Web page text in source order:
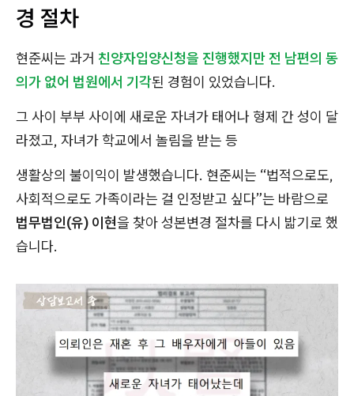
경 절차
현준씨는 과거 친양자입양신청을 진행했지만 전 남편의 동
의가 없어 법원에서 기각된 경험이 있었습니다.
그 사이 부부 사이에 새로운 자녀가 태어나 형제 간 성이 달
라졌고, 자녀가 학교에서 놀림을 받는 등
생활상의 불이익이 발생했습니다. 현준씨는 “법적으로도,
사회적으로도 가족이라는 걸 인정받고 싶다”는 바람으로
법무법인(유) 이현을 찾아 성본변경 절차를 다시 밟기로 했
습니다.